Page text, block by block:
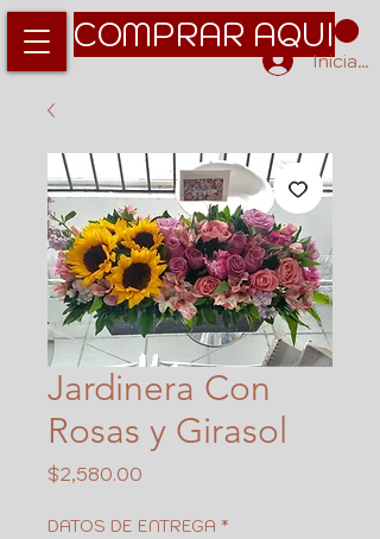
COMPRAR AQUI
Iniciar
Jardinera Con
Rosas y Girasol
$2,580.00
DATOS DE ENTREGA *